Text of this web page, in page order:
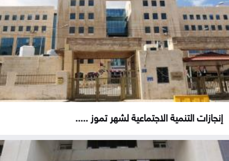
إنجازات التنمية الاجتماعية لشهر تموز .....